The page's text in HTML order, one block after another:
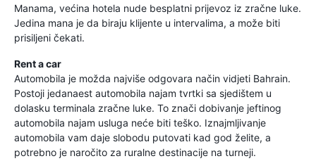
Manama, većina hotela nude besplatni prijevoz iz zračne luke.
Jedina mana je da biraju klijente u intervalima, a može biti
prisiljeni čekati.
Rent a car
Automobila je možda najviše odgovara način vidjeti Bahrain.
Postoji jedanaest automobila najam tvrtki sa sjedištem u
dolasku terminala zračne luke. To znači dobivanje jeftinog
automobila najam usluga neće biti teško. Iznajmljivanje
automobila vam daje slobodu putovati kad god želite, a
potrebno je naročito za ruralne destinacije na turneji.